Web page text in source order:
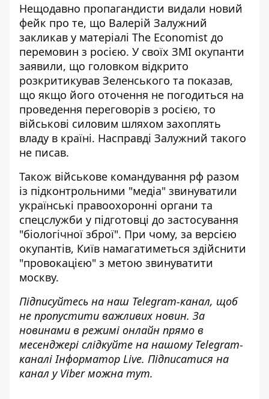
Нещодавно пропагандисти видали новий
фейк про те, що Валерій Залужний
закликав у матеріалі The Economist до
перемовин з росією. У своїх ЗМІ окупанти
заявили, що головком відкрито
розкритикував Зеленського та показав,
що якщо його оточення не погодиться на
проведення переговорів з росією, то
військові силовим шляхом захоплять
владу в країні. Насправді Залужний такого
не писав.
Також військове командування рф разом
із підконтрольними "медіа" звинуватили
українські правоохоронні органи та
спецслужби у підготовці до застосування
"біологічної зброї". При чому, за версією
окупантів, Київ намагатиметься здійснити
"провокацією" з метою звинуватити
москву.
Підписуйтесь на наш Telegram-канал, щоб
не пропустити важливих новин. За
новинами в режимі онлайн прямо в
месенджері слідкуйте на нашому Telegram-
каналіІнформатор Live. Підписатися на
канал у Viber можна тут.